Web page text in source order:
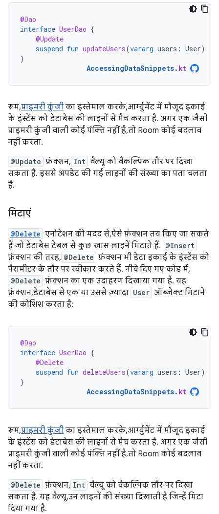
@Dao
interface UserDao {
@Update
suspend fun updateUsers(vararg users : User)
}
AccessingDataSnippets. kt
रूम,प्राइमरी कुंजी का इस्तेमाल करके, आर्ग्युमेंट में मौजूद इकाई
के इंस्टेंस को डेटाबेस की लाइनों से मैच करता है. अगर एक जैसी
प्राइमरी कुंजी वाली कोई पंक्ति नहीं है, तो Room कोई बदलाव
नहीं करता.
@Update फ़ंक्शन, Int वैल्यू को वैकल्पिक तौर पर दिखा
सकता है. इससे अपडेट की गई लाइनों की संख्या का पता चलता
है.
मिटाएं
@Delete एनोटेशन की मदद से, ऐसे फ़ंक्शन तय किए जा सकते
हैं जो डेटाबेस टेबल से कुछ खास लाइनें मिटाते हैं. @Insert
फ़ंक्शन की तरह, @Delete फ़ंक्शन भी डेटा इकाई के इंस्टेंस को
पैरामीटर के तौर पर स्वीकार करते हैं. नीचे दिए गए कोड में,
@Delete फ़ंक्शन का एक उदाहरण दिखाया गया है. यह
फ़ंक्शन, डेटाबेस से एक या उससे ज़्यादा User ऑब्जेक्ट मिटाने
की कोशिश करता है:
@Dao
interface UserDao {
@Delete
suspend fun deleteUsers(vararg users : User)
}
AccessingDataSnippets. kt
रूम,प्राइमरी कुंजी का इस्तेमाल करके, आर्ग्युमेंट में मौजूद इकाई
के इंस्टेंस को डेटाबेस की लाइनों से मैच करता है. अगर एक जैसी
प्राइमरी कुंजी वाली कोई पंक्ति नहीं है, तो Room कोई बदलाव
नहीं करता.
@Delete फ़ंक्शन, Int वैल्यू को वैकल्पिक तौर पर दिखा
सकता है. यह वैल्यू, उन लाइनों की संख्या दिखाती है जिन्हें मिटा
दिया गया है.